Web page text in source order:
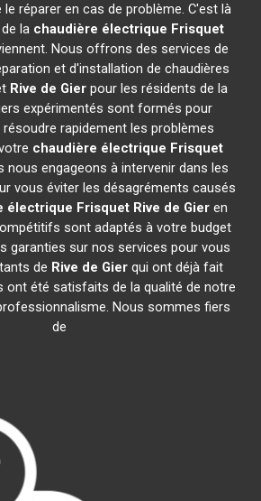
réparer en cas de problème. C'est là
la chaudière électrique Frisquet
Nous offrons des services de
et d'installation de chaudières
Rive de Gier pour les résidents de la
expérimentés sont formés pour
rapidement les problèmes
chaudière électrique Frisquet
nous engageons à intervenir dans les
vous éviter les désagréments causés
électrique Frisquet Rive de Gieren
sont adaptés à votre budget
garanties sur nos services pour vous
de Rive de Gierqui ont déjà fait
ont été satisfaits de la qualité de notre
Nous sommes fiers
de